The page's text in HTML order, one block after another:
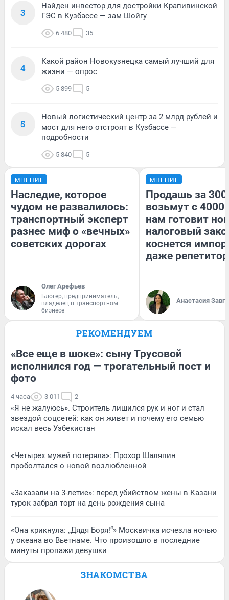
3
Найден инвестор для достройки Крапивинской
ГЭС в Кузбассе — зам Шойгу
6 480 35
4
Какой район Новокузнецка самый лучший для
жизни — опрос
5 899 5
5
Новый логистический центр за 2 млрд рублей и
мост для него отстроят в Кузбассе —
подробности
5 840 5
МНЕНИЕ
Наследие, которое
чудом не развалилось:
транспортный эксперт
разнес миф о «вечных»
советских дорогах
Олег Арефьев
Блогер, предприниматель,
владелец в транспортном
бизнесе
МНЕНИЕ
Продашь за
возьмут с
нам готовит
налоговый
коснется
даже
Анастасия
РЕКОМЕНДУЕМ
«Все еще в шоке»: сыну Трусовой
исполнился год — трогательный пост и
фото
4 часа 3 011 2
«Я не жалуюсь». Строитель лишился рук и ног и стал
звездой соцсетей: как он живет и почему его семью
искал весь Узбекистан
«Четырех мужей потеряла»: Прохор Шаляпин
проболтался о новой возлюбленной
«Заказали на 3-летие»: перед убийством жены в Казани
турок забрал торт на день рождения сына
«Она крикнула: „Дядя Боря!“» Москвичка исчезла ночью
у океана во Вьетнаме. Что произошло в последние
минуты пропажи девушки
ЗНАКОМСТВА